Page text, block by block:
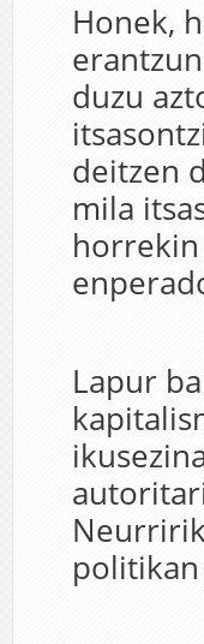
Honek,
duzu
deitzen
mila
Lapur